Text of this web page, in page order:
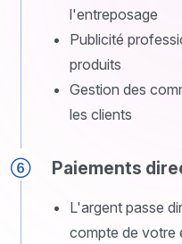
l'entreposage
Publicité
produits
Gestion des
les clients
Paiements
L'argent passe
compte de votre